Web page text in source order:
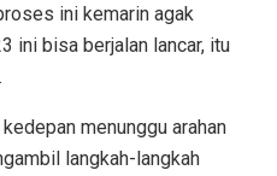
ini kemarin agak
ini bisa berjalan lancar, itu
menunggu arahan
langkah-langkah